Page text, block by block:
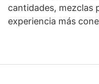
cantidades, mezclas
experiencia más